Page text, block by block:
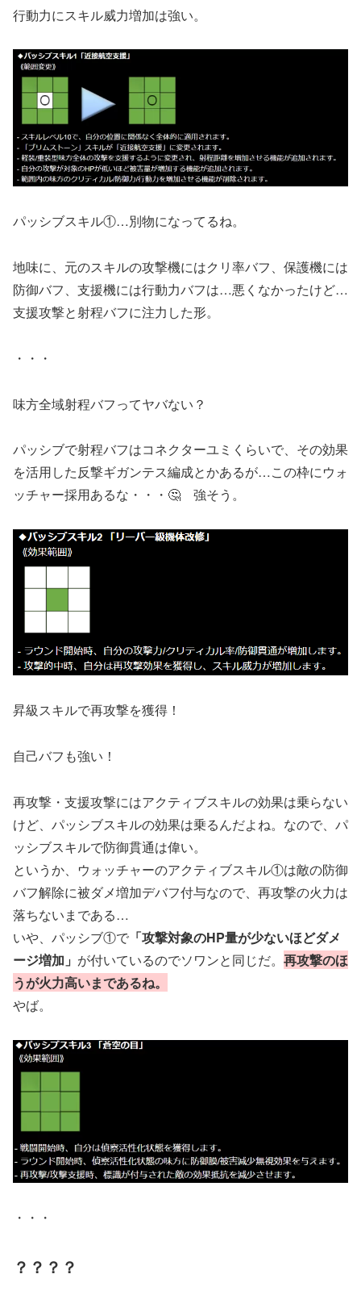
行動力にスキル威力増加は強い。
パッシブスキル①…別物になってるね。
地味に、元のスキルの攻撃機にはクリ率バフ、保護機には
防御バフ、支援機には行動力バフは…悪くなかったけど…
支援攻撃と射程バフに注力した形。
・・・
味方全域射程バフってヤバない？
パッシブで射程バフはコネクターユミくらいで、その効果
を活用した反撃ギガンテス編成とかあるが…この枠にウォ
ッチャー採用あるな・・・🤔 強そう。
昇級スキルで再攻撃を獲得！
自己バフも強い！
再攻撃・支援攻撃にはアクティブスキルの効果は乗らない
けど、パッシブスキルの効果は乗るんだよね。なので、パ
ッシブスキルで防御貫通は偉い。
というか、ウォッチャーのアクティブスキル①は敵の防御
バフ解除に被ダメ増加デバフ付与なので、再攻撃の火力は
落ちないまである…
いや、パッシブ①で 「攻撃対象のHP量が少ないほどダメ
ージ増加」 が付いているのでソワンと同じだ。 再攻撃のほ
うが火力高いまであるね。
やば。
・・・
？？？？